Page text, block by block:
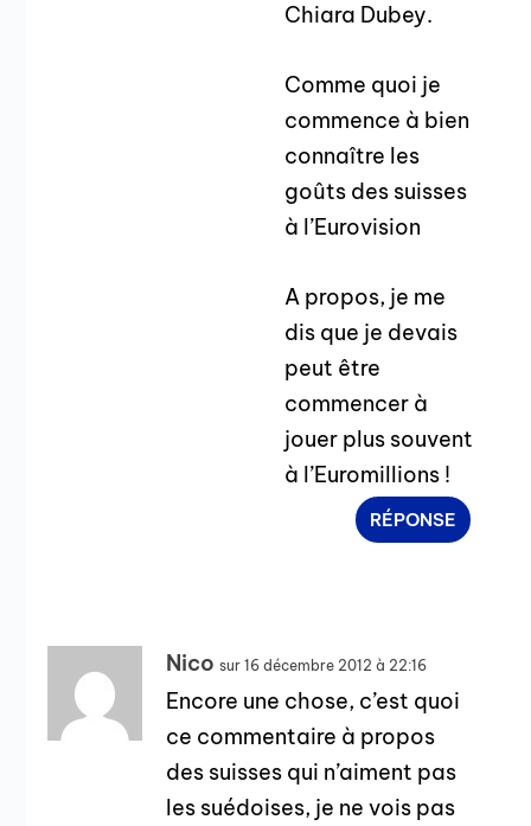
Chiara Dubey.
Comme quoi je
commence à bien
connaître les
goûts des suisses
à l’Eurovision
A propos, je me
dis que je devais
peut être
commencer à
jouer plus souvent
à l’Euromillions !
RÉPONSE
Nico sur 16 décembre 2012 à 22:16
Encore une chose, c’est quoi
ce commentaire à propos
des suisses qui n’aiment pas
les suédoises, je ne vois pas